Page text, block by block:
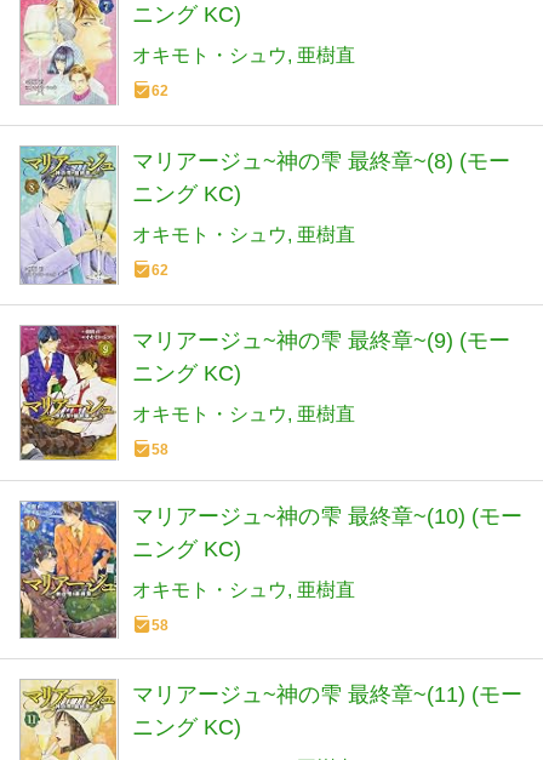
ニング KC)
オキモト・シュウ 亜樹直
62
マリアージュ~神の雫 最終章~(8) (モー
ニング KC)
オキモト・シュウ 亜樹直
62
マリアージュ~神の雫 最終章~(9) (モー
ニング KC)
オキモト・シュウ 亜樹直
58
マリアージュ~神の雫 最終章~(10) (モー
ニング KC)
オキモト・シュウ 亜樹直
58
マリアージュ~神の雫 最終章~(11) (モー
ニング KC)